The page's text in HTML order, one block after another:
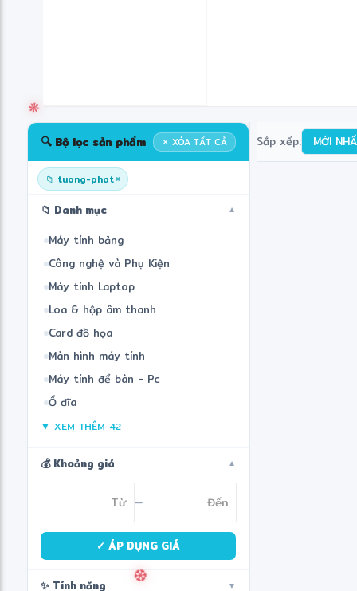
🔍 Bộ lọc sản phẩm ✕ XÓA TẤT CẢ
📁 tuong-phat×
📁 Danh mục ▼
Máy tính bảng
Công nghệ và Phụ Kiện
Máy tính Laptop
Loa & hộp âm thanh
Card đồ họa
Màn hình máy tính
Máy tính để bàn - Pc
Ổ đĩa
▼ XEM THÊM 42
💰 Khoảng giá ▼
—
✓ ÁP DỤNG GIÁ
✨ Tính năng ▼
Sắp xếp: MỚI